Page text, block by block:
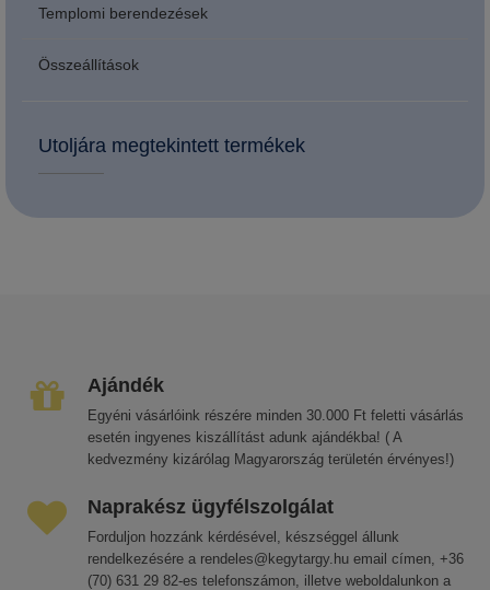
Templomi berendezések
Összeállítások
Utoljára megtekintett termékek
Ajándék
Egyéni vásárlóink részére minden 30.000 Ft feletti vásárlás
esetén ingyenes kiszállítást adunk ajándékba! ( A
kedvezmény kizárólag Magyarország területén érvényes!)
Naprakész ügyfélszolgálat
Forduljon hozzánk kérdésével, készséggel állunk
rendelkezésére a rendeles@kegytargy.hu email címen, +36
(70) 631 29 82-es telefonszámon, illetve weboldalunkon a